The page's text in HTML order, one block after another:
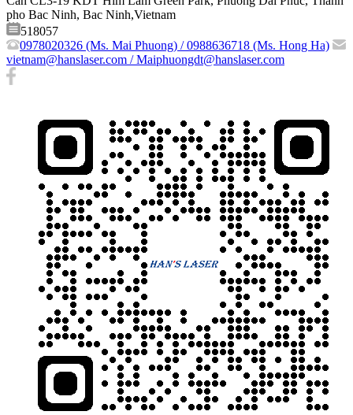
pho Bac Ninh, Bac Ninh,Vietnam
518057
0978020326 (Ms. Mai Phuong) / 0988636718 (Ms. Hong Ha)
vietnam@hanslaser.com / Maiphuongdt@hanslaser.com